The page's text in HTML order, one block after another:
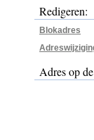
Redigeren:
Blokadres
Adres op